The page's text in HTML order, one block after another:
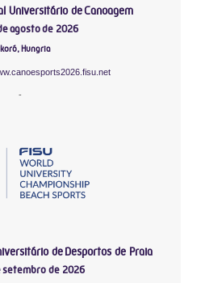
Universitário de Canoagem
agosto de 2026
Hungria
-
de Desportos de Praia
setembro de 2026